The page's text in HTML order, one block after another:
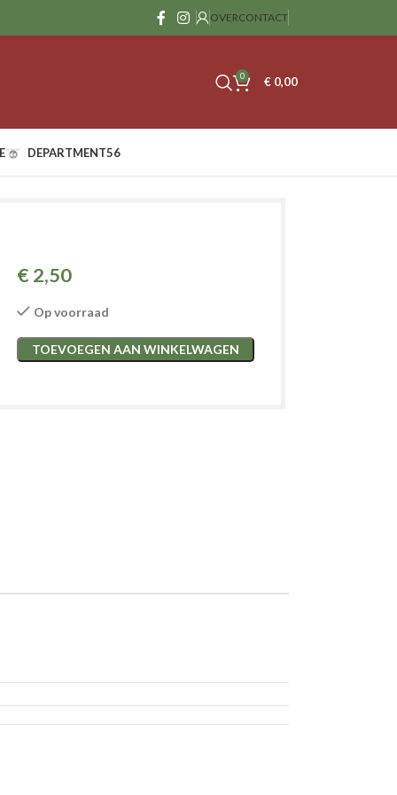
OVERCONTACT
0 € 0,00
DEPARTMENT56
€ 2,50
Op voorraad
TOEVOEGEN AAN WINKELWAGEN